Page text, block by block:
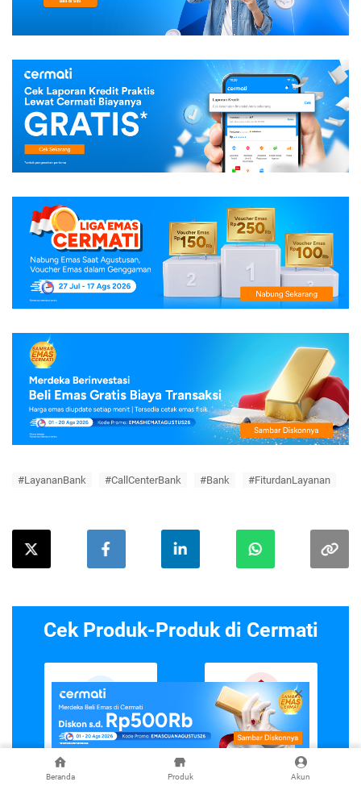
Beranda Produk Akun
#LayananBank #CallCenterBank #Bank #FiturdanLayanan
Cek Produk-Produk di Cermati
Asuransi Mobil
Asuransi Jiwa &
Kesehatan